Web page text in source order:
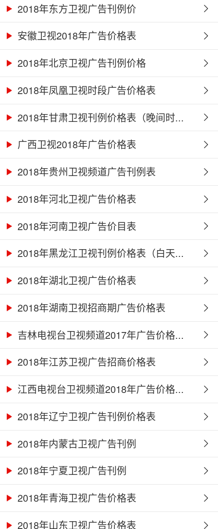
2018年东方卫视广告刊例价
安徽卫视2018年广告价格表
2018年北京卫视广告刊例价格
2018年凤凰卫视时段广告价格表
2018年甘肃卫视刊例价格表（晚间时...
广西卫视2018年广告价格表
2018年贵州卫视频道广告刊例表
2018年河北卫视广告价格表
2018年河南卫视广告价目表
2018年黑龙江卫视刊例价格表（白天...
2018年湖北卫视广告价格表
2018年湖南卫视招商期广告价格表
吉林电视台卫视频道2017年广告价格...
2018年江苏卫视广告招商价格表
江西电视台卫视频道2018年广告价格...
2018年辽宁卫视广告刊例价格表
2018年内蒙古卫视广告刊例
2018年宁夏卫视广告刊例
2018年青海卫视广告价格表
2018年山东卫视广告价格表